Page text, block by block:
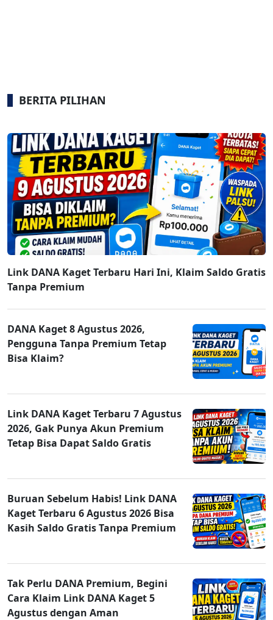
BERITA PILIHAN
Link DANA Kaget Terbaru Hari Ini, Klaim Saldo Gratis
Tanpa Premium
DANA Kaget 8 Agustus 2026,
Pengguna Tanpa Premium Tetap
Bisa Klaim?
Link DANA Kaget Terbaru 7 Agustus
2026, Gak Punya Akun Premium
Tetap Bisa Dapat Saldo Gratis
Buruan Sebelum Habis! Link DANA
Kaget Terbaru 6 Agustus 2026 Bisa
Kasih Saldo Gratis Tanpa Premium
Tak Perlu DANA Premium, Begini
Cara Klaim Link DANA Kaget 5
Agustus dengan Aman